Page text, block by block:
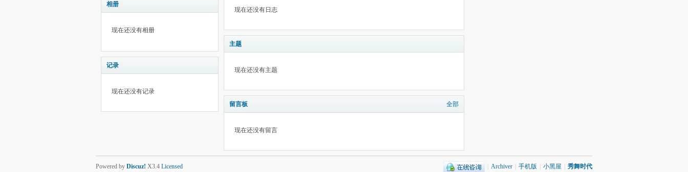
相册
现在还没有相册
记录
现在还没有记录
现在还没有日志
主题
现在还没有主题
留言板 全部
现在还没有留言
Archiver 手机版 小黑屋 秀舞时代
Powered by Discuz! X3.4 Licensed